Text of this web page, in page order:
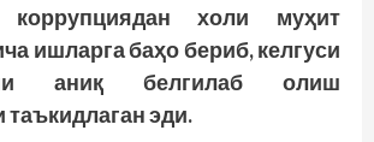
коррупциядан холи муҳит
ишларга баҳо бериб, келгуси
аниқ белгилаб олиш
таъкидлаган эди.